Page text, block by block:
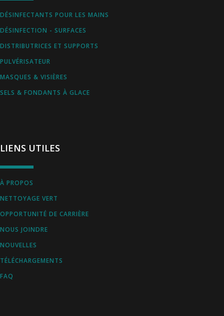
DÉSINFECTANTS POUR LES MAINS
DÉSINFECTION - SURFACES
DISTRIBUTRICES ET SUPPORTS
PULVÉRISATEUR
MASQUES & VISIÈRES
SELS & FONDANTS À GLACE
LIENS UTILES
À PROPOS
NETTOYAGE VERT
OPPORTUNITÉ DE CARRIÈRE
NOUS JOINDRE
NOUVELLES
TÉLÉCHARGEMENTS
FAQ